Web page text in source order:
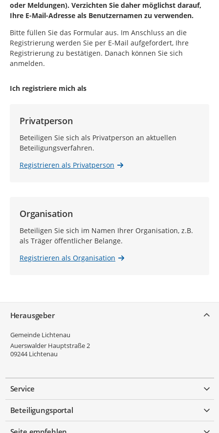
oder Meldungen). Verzichten Sie daher möglichst darauf,
Ihre E-Mail-Adresse als Benutzernamen zu verwenden.
Bitte füllen Sie das Formular aus. Im Anschluss an die
Registrierung werden Sie per E-Mail aufgefordert, Ihre
Registrierung zu bestätigen. Danach können Sie sich
anmelden.
Ich registriere mich als
Privatperson
Beteiligen Sie sich als Privatperson an aktuellen
Beteiligungsverfahren.
Registrieren als Privatperson
Organisation
Beteiligen Sie sich im Namen Ihrer Organisation, z.B.
als Träger öffentlicher Belange.
Registrieren als Organisation
Herausgeber
Gemeinde Lichtenau
Auerswalder Hauptstraße 2
09244 Lichtenau
Service
Beteiligungsportal